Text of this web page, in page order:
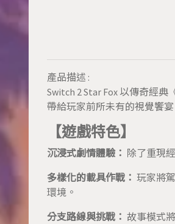
產品描述 :
Switch 2 Star Fox 以傳奇經
帶給玩家前所未有的視覺饗宴
【遊戲特色】
沉浸式劇情體驗： 除了重現
多樣化的載具作戰： 玩家將
環境。
分支路線與挑戰： 故事模式